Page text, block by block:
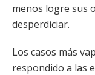
menos logre sus
desperdiciar.
Los casos más
respondido a las